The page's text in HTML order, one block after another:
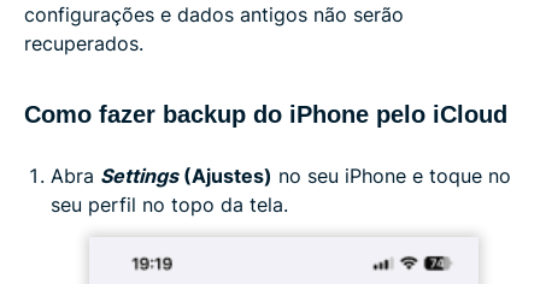
configurações e dados antigos não serão
recuperados.
Como fazer backup do iPhone pelo iCloud
Abra Settings(Ajustes) no seu iPhone e toque no
seu perfil no topo da tela.